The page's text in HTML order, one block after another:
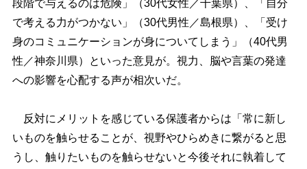
段階で与えるのは危険」（30代女性／千葉県）、「自分
で考える力がつかない」（30代男性／島根県）、「受け
身のコミュニケーションが身についてしまう」（40代男
性／神奈川県）といった意見が。視力、脳や言葉の発達
への影響を心配する声が相次いだ。
反対にメリットを感じている保護者からは「常に新し
いものを触らせることが、視野やひらめきに繋がると思
うし、触りたいものを触らせないと今後それに執着して